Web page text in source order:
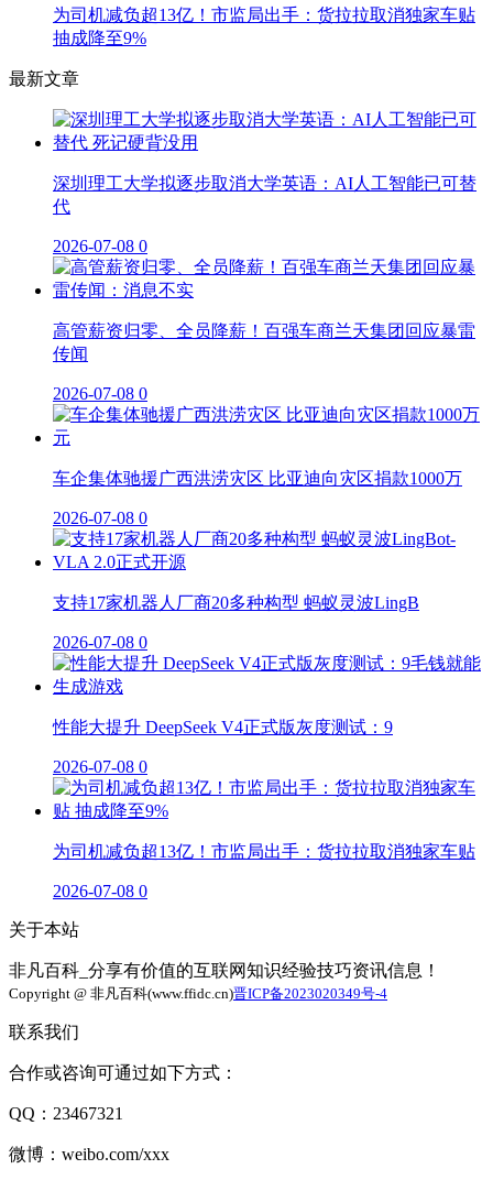
为司机减负超13亿！市监局出手：货拉拉取消独家车贴
抽成降至9%
最新文章
深圳理工大学拟逐步取消大学英语：AI人工智能已可替
代
2026-07-08 0
高管薪资归零、全员降薪！百强车商兰天集团回应暴雷
传闻
2026-07-08 0
车企集体驰援广西洪涝灾区 比亚迪向灾区捐款1000万
2026-07-08 0
支持17家机器人厂商20多种构型 蚂蚁灵波LingB
2026-07-08 0
性能大提升 DeepSeek V4正式版灰度测试：9
2026-07-08 0
为司机减负超13亿！市监局出手：货拉拉取消独家车贴
2026-07-08 0
关于本站
非凡百科_分享有价值的互联网知识经验技巧资讯信息！
Copyright @ 非凡百科(www.ffidc.cn)晋ICP备2023020349号-4
联系我们
合作或咨询可通过如下方式：
QQ：23467321
微博：weibo.com/xxx